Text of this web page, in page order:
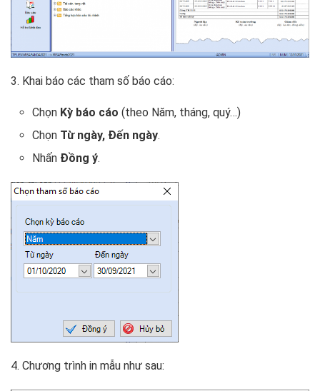
3. Khai báo các tham số báo cáo:
Chọn Kỳ báo cáo (theo Năm, tháng, quý…)
Chọn Từ ngày, Đến ngày.
Nhấn Đồng ý.
4. Chương trình in mẫu như sau: